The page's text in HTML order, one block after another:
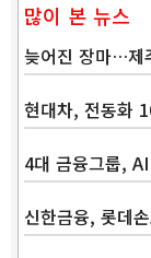
많이 본 뉴스
늦어진 장마…
현대차, 전동화
4대 금융그룹,
신한금융, 롯데